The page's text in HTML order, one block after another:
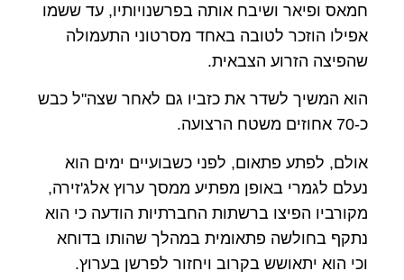
חמאס ופיאר ושיבח אותה בפרשנויותיו, עד ששמו
אפילו הוזכר לטובה באחד מסרטוני התעמולה
שהפיצה הזרוע הצבאית.
הוא המשיך לשדר את כזביו גם לאחר שצה"ל כבש
כ-70 אחוזים משטח הרצועה.
אולם, לפתע פתאום, לפני כשבועיים ימים הוא
נעלם לגמרי באופן מפתיע ממסך ערוץ אלג'זירה,
מקורביו הפיצו ברשתות החברתיות הודעה כי הוא
נתקף בחולשה פתאומית במהלך שהותו בדוחא
וכי הוא יתאושש בקרוב ויחזור לפרשן בערוץ.